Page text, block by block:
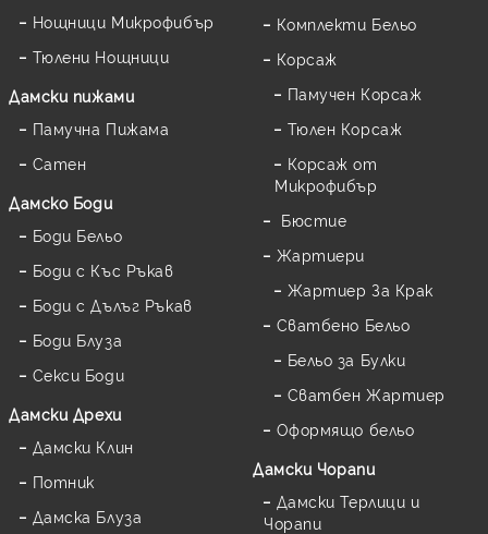
Нощници Микрофибър
Тюлени Нощници
Дамски пижами
Памучна Пижама
Сатен
Дамскo Боди
Боди Бельо
Боди с Къс Ръкав
Боди с Дълъг Ръкав
Боди Блуза
Секси Боди
Дамски Дрехи
Дамски Клин
Потник
Дамска Блуза
Комплекти Бельо
Корсаж
Памучен Корсаж
Тюлен Корсаж
Корсаж от
Микрофибър
Бюстие
Жартиери
Жартиер За Крак
Сватбено Бельо
Бельо за Булки
Сватбен Жартиер
Оформящо бельо
Дамски Чорапи
Дамски Терлици и
Чорапи